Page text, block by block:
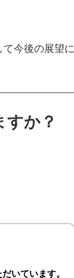
今後の展望
か？
いています。